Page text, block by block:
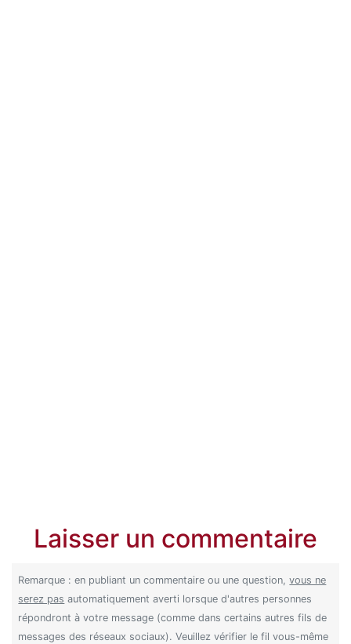
Laisser un commentaire
Remarque : en publiant un commentaire ou une question,vous ne
serez pas automatiquement averti lorsque d'autres personnes
répondront à votre message (comme dans certains autres fils de
messages des réseaux sociaux). Veuillez vérifier le fil vous-même